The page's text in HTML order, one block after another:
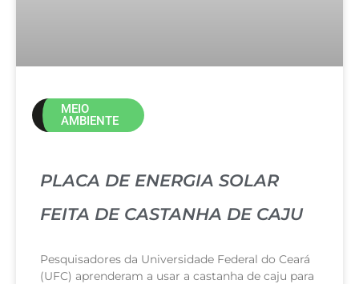
MEIO
AMBIENTE
PLACA DE ENERGIA SOLAR
FEITA DE CASTANHA DE CAJU
Pesquisadores da Universidade Federal do Ceará
(UFC) aprenderam a usar a castanha de caju para